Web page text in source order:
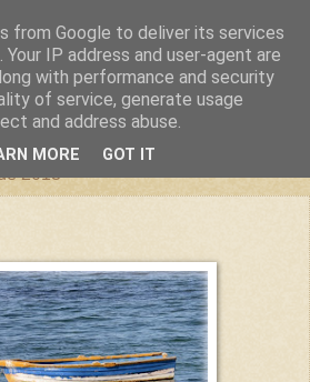
castillo para soñar
2013
from Google to deliver its services
IP address and user-agent are
with performance and security
of service, generate usage
and address abuse.
MORE GOT IT